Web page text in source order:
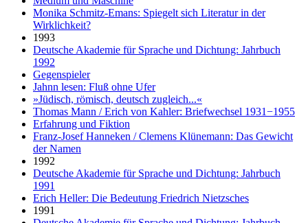
Monika Schmitz-Emans: Spiegelt sich Literatur in der
Wirklichkeit?
1993
Deutsche Akademie für Sprache und Dichtung: Jahrbuch
1992
Gegenspieler
Jahnn lesen: Fluß ohne Ufer
»Jüdisch, römisch, deutsch zugleich...«
Thomas Mann / Erich von Kahler: Briefwechsel 1931−1955
Erfahrung und Fiktion
Franz-Josef Hanneken / Clemens Klünemann: Das Gewicht
der Namen
1992
Deutsche Akademie für Sprache und Dichtung: Jahrbuch
1991
Erich Heller: Die Bedeutung Friedrich Nietzsches
1991